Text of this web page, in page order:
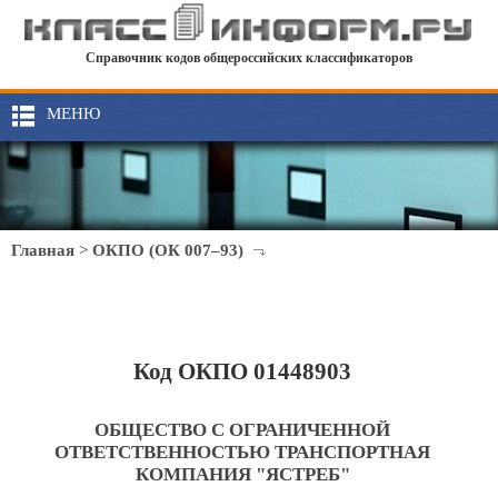
Справочник кодов общероссийских классификаторов
МЕНЮ
Главная > ОКПО (ОК 007–93)
Код ОКПО 01448903
ОБЩЕСТВО С ОГРАНИЧЕННОЙ
ОТВЕТСТВЕННОСТЬЮ ТРАНСПОРТНАЯ
КОМПАНИЯ "ЯСТРЕБ"